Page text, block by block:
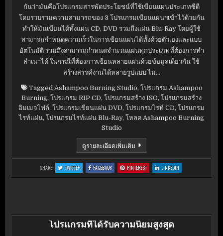
กันว่ามันคือโปรแกรมสารพัดประโยชน์ที่ใช้เขียนแผ่นประเภทซีดี
โดยรวบรวมความสามารถของ 3 โปรแกรมเขียนแผ่นฯเข้าไว้ด้วยกัน
ทำให้มันเขียนได้ทั้งแผ่น CD, DVD รวมถึงแผ่น Blu-Ray โดยผู้ใช้
สามารถกำหนดความเร็วในการเขียนแผ่นได้ทั้งด้วยตัวเองและแบบ
อัตโนมัติ รวมถึงสามารถกำหนดจำนวนแผ่นทุกประเภทที่ต้องการทำ
สำเนาได้ ในกรณีที่ต้องการเขียนหลายแผ่นด้วยข้อมูลเดียวกัน ใช้
สร้างสรรค์งานได้หลายรูปแบบ ไม่…
Tagged Ashampoo Burning Studio, โปรแกรม Ashampoo
Burning, โปรแกรม RIP CD, โปรแกรมสร้าง ISO, โปรแกรมสร้าง
อิมเมจไฟล์, โปรแกรมเขียนแผ่น DVD, โปรแกรมไรท์ CD, โปรแกรม
ไรท์แผ่น, โปรแกรมไรท์แผ่น Blu-Ray, โหลด Ashampoo Burning
Studio
ดูรายละเอียดเพิ่มเติม ASHAMPOO
BURNING
STUDIO
2015
SHARE: TWITTER:
ASHAMPOO
BURNING
FACEBOOK:
ASHAMPOO
BURNING
PINTEREST:
ASHAMPOO
BURNING
LINKEDIN:
ASHAMPOO
BURNING
โปรแกรมที่ได้รับความนิยมสูงสุด